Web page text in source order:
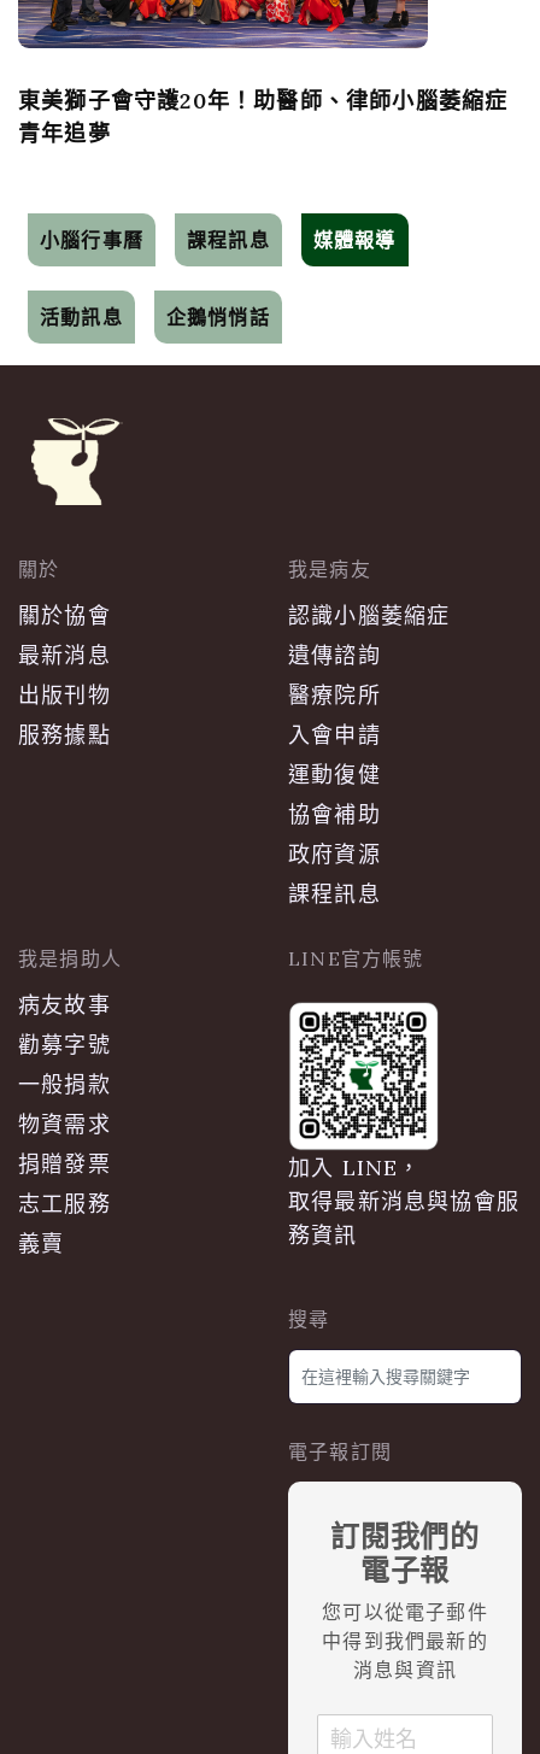
東美獅子會守護20年！助醫師、律師小腦萎縮症
青年追夢
小腦行事曆 課程訊息 媒體報導
活動訊息 企鵝悄悄話
關於
關於協會
最新消息
出版刊物
服務據點
我是病友
認識小腦萎縮症
遺傳諮詢
醫療院所
入會申請
運動復健
協會補助
政府資源
課程訊息
我是捐助人
病友故事
勸募字號
一般捐款
物資需求
捐贈發票
志工服務
義賣
LINE官方帳號
加入 LINE，
取得最新消息與協會服
務資訊
搜尋
電子報訂閱
訂閱我們的
電子報
您可以從電子郵件
中得到我們最新的
消息與資訊